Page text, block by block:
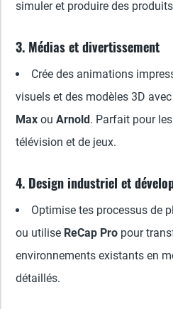
simuler et produire des
3. Médias et divertissement
Crée des animations
visuels et des modèles 3D avec
Max ou Arnold. Parfait pour
télévision et de jeux.
4. Design industriel et
Optimise tes processus de
ou utilise ReCap Pro pour
environnements existants en
détaillés.